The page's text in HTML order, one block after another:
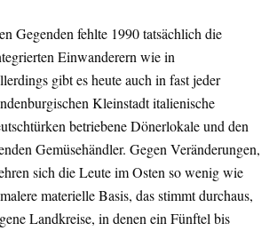
Gegenden fehlte 1990 tatsächlich die
Einwanderern wie in
gibt es heute auch in fast jeder
Kleinstadt italienische
betriebene Dönerlokale und den
Gemüsehändler. Gegen Veränderungen,
sich die Leute im Osten so wenig wie
materielle Basis, das stimmt durchaus,
Landkreise, in denen ein Fünftel bis